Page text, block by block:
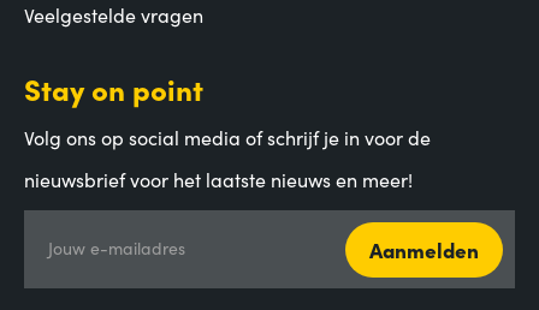
Veelgestelde vragen
Stay on point
Volg ons op social media of schrijf je in voor de
nieuwsbrief voor het laatste nieuws en meer!
Jouw e-mailadres Aanmelden